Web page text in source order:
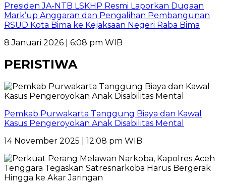
Presiden JA-NTB LSKHP Resmi Laporkan Dugaan
Mark’up Anggaran dan Pengalihan Pembangunan
RSUD Kota Bima ke Kejaksaan Negeri Raba Bima
8 Januari 2026 | 6:08 pm WIB
PERISTIWA
Pemkab Purwakarta Tanggung Biaya dan Kawal
Kasus Pengeroyokan Anak Disabilitas Mental
14 November 2025 | 12:08 pm WIB